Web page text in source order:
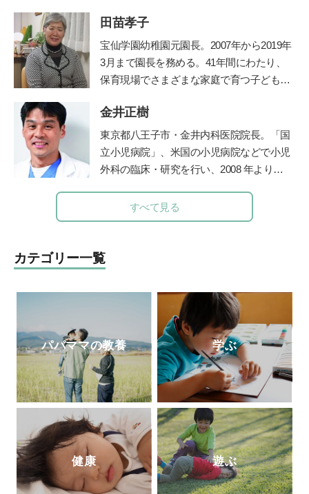
東日本関東病院小児科などを経て現職。４
人の女の子の母でもある。”
田苗孝子
宝仙学園幼稚園元園長。2007年から2019年
3月まで園長を務める。41年間にわたり、
保育現場でさまざまな家庭で育つ子どもと
定評がある。豊かな経験を活かして、『幼
稚園』（小学館刊）で育児相談コーナーを
担当。子育て中のママたちに温かなメッセ
ージを伝えてきた。
金井正樹
東京都八王子市・金井内科医院院長。「国
立小児病院」、米国の小児病院などで小児
外科の臨床・研究を行い、2008 年より現
外科。保育園の園医、小・中学校の校医も
務める。
すべて見る
カテゴリー一覧
パパママの教養 学ぶ
健康 遊ぶ